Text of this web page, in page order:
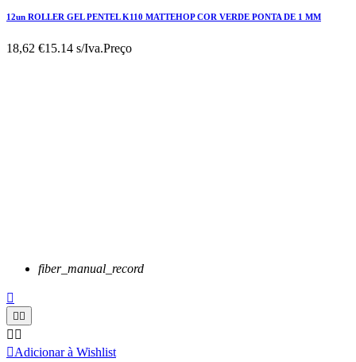
12un ROLLER GEL PENTEL K110 MATTEHOP COR VERDE PONTA DE 1 MM
18,62 €15.14 s/Iva.Preço
fiber_manual_record

 
 
Adicionar à Wishlist